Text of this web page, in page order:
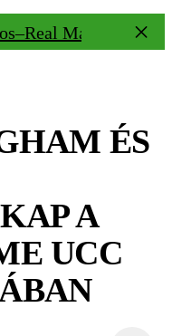
Madrid 1–2
ÉS
A
UCC